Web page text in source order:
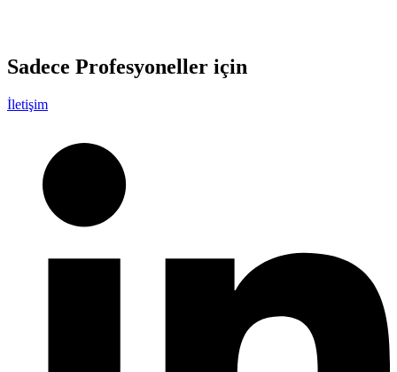
Sadece Profesyoneller için
İletişim